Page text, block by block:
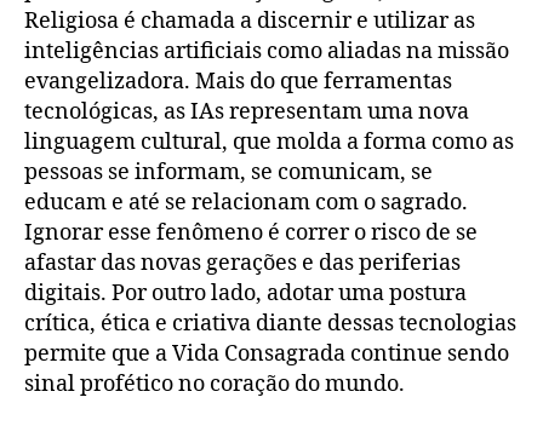
Religiosa é chamada a discernir e utilizar as
inteligências artificiais como aliadas na missão
evangelizadora. Mais do que ferramentas
tecnológicas, as IAs representam uma nova
linguagem cultural, que molda a forma como as
pessoas se informam, se comunicam, se
educam e até se relacionam com o sagrado.
Ignorar esse fenômeno é correr o risco de se
afastar das novas gerações e das periferias
digitais. Por outro lado, adotar uma postura
crítica, ética e criativa diante dessas tecnologias
permite que a Vida Consagrada continue sendo
sinal profético no coração do mundo.